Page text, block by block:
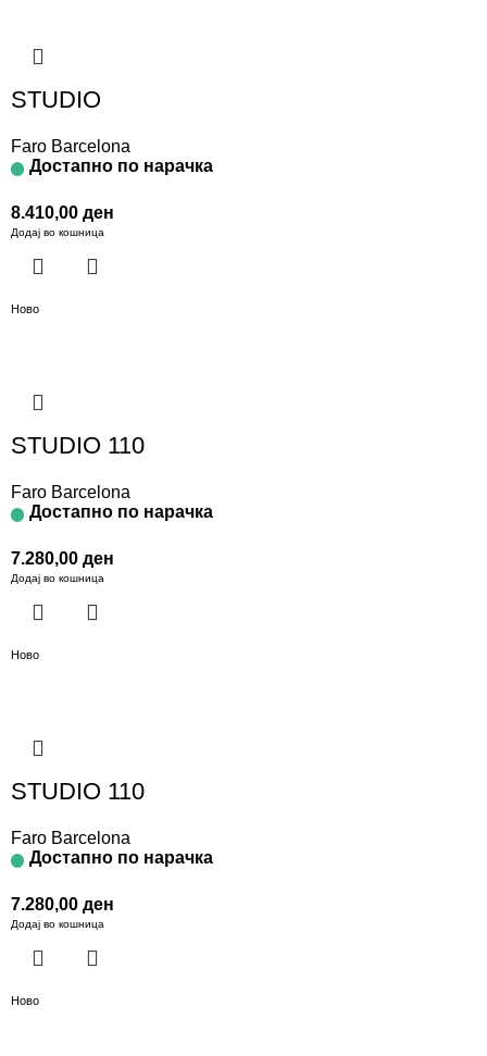
STUDIO
Faro Barcelona
Достапно по нарачка
8.410,00 ден
Додај во кошница
Ново
STUDIO 110
Faro Barcelona
Достапно по нарачка
7.280,00 ден
Додај во кошница
Ново
STUDIO 110
Faro Barcelona
Достапно по нарачка
7.280,00 ден
Додај во кошница
Ново